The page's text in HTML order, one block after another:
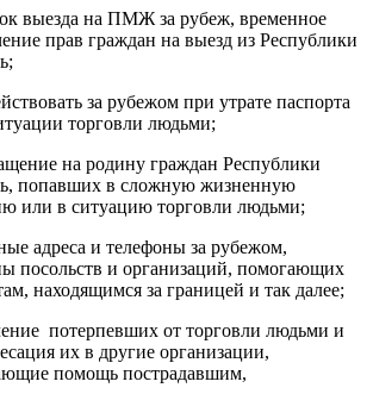
выезда на ПМЖ за рубеж, временное
прав граждан на выезд из Республики
за рубежом при утрате паспорта
торговли людьми;
на родину граждан Республики
попавших в сложную жизненную
или в ситуацию торговли людьми;
адреса и телефоны за рубежом,
посольств и организаций, помогающих
находящимся за границей и так далее;
потерпевших от торговли людьми и
их в другие организации,
помощь пострадавшим,